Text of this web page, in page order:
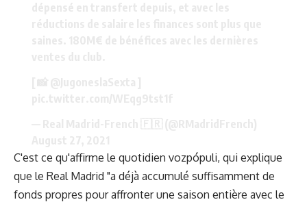
C'est ce qu'affirme le quotidien vozpópuli, qui explique
que le Real Madrid "a déjà accumulé suffisamment de
fonds propres pour affronter une saison entière avec le